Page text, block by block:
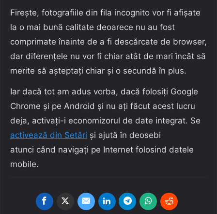
Firește, fotografiile din fila incognito vor fi afișate
la o mai bună calitate deoarece nu au fost
comprimate înainte de a fi descărcate de browser,
dar diferențele nu vor fi chiar atât de mari încât să
merite să așteptați chiar și o secundă în plus.
Iar dacă tot am adus vorba, dacă folosiți Google
Chrome și pe Android și nu ați făcut acest lucru
deja, activați-i economizorul de date integrat. Se
activează din Setări și ajută în deosebi
atunci când navigați pe Internet folosind datele
mobile.